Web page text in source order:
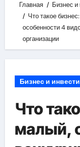
Главная
Бизнес и
Что такое
особенности 4
организации
Бизнес и
Что
малый,